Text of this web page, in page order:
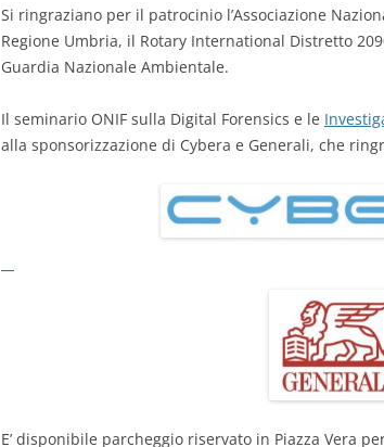
Si ringraziano per il patrocinio l’Associazione
Regione Umbria, il Rotary International Distretto
Guardia Nazionale Ambientale.
Il seminario ONIF sulla Digital Forensics e le
alla sponsorizzazione di Cybera e Generali, che
E’ disponibile parcheggio riservato in Piazza Vera